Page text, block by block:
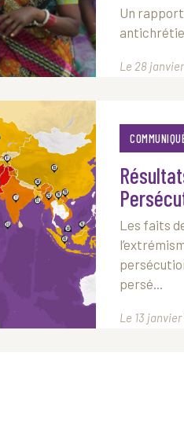
Un
Le 28
Les faits
persé...
Le 13 janvier